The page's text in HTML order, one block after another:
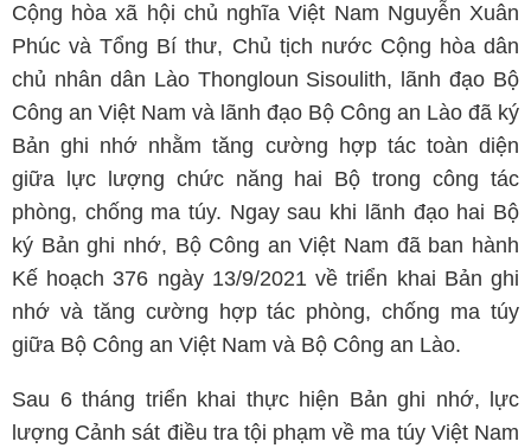
Cộng hòa xã hội chủ nghĩa Việt Nam Nguyễn Xuân
Phúc và Tổng Bí thư, Chủ tịch nước Cộng hòa dân
chủ nhân dân Lào Thongloun Sisoulith, lãnh đạo Bộ
Công an Việt Nam và lãnh đạo Bộ Công an Lào đã ký
Bản ghi nhớ nhằm tăng cường hợp tác toàn diện
giữa lực lượng chức năng hai Bộ trong công tác
phòng, chống ma túy. Ngay sau khi lãnh đạo hai Bộ
ký Bản ghi nhớ, Bộ Công an Việt Nam đã ban hành
Kế hoạch 376 ngày 13/9/2021 về triển khai Bản ghi
nhớ và tăng cường hợp tác phòng, chống ma túy
giữa Bộ Công an Việt Nam và Bộ Công an Lào.
Sau 6 tháng triển khai thực hiện Bản ghi nhớ, lực
lượng Cảnh sát điều tra tội phạm về ma túy Việt Nam